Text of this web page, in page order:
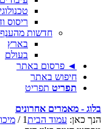
טכנולוגי
ריסוס
חדשות מהענף
בארץ
בעולם
◄ פרסום באתר
חיפוש באתר
תפריט תפריט
בלוג - מאמרים אחרונים
הנך כאן: עמוד הבית1
/